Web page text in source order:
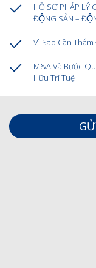
HỒ SƠ PHÁP LÝ
ĐỘNG SẢN –
Vì Sao Cần
M&A Và Bước
Hữu Trí Tuệ